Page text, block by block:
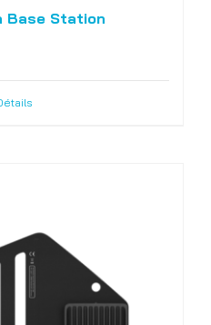
Base Station